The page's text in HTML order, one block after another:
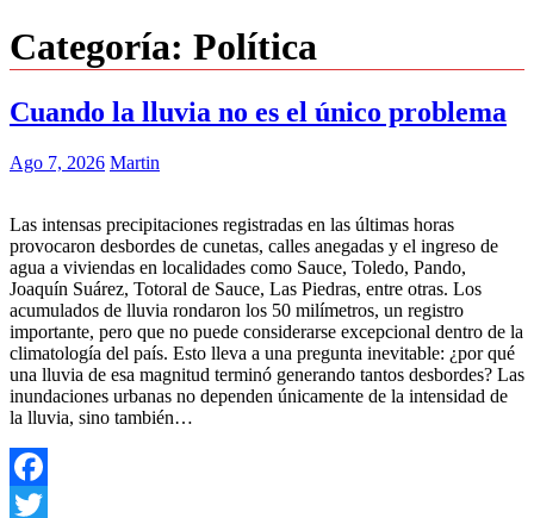
Categoría: Política
Cuando la lluvia no es el único problema
Ago 7, 2026 Martin
Las intensas precipitaciones registradas en las últimas horas
provocaron desbordes de cunetas, calles anegadas y el ingreso de
agua a viviendas en localidades como Sauce, Toledo, Pando,
Joaquín Suárez, Totoral de Sauce, Las Piedras, entre otras. Los
acumulados de lluvia rondaron los 50 milímetros, un registro
importante, pero que no puede considerarse excepcional dentro de la
climatología del país. Esto lleva a una pregunta inevitable: ¿por qué
una lluvia de esa magnitud terminó generando tantos desbordes? Las
inundaciones urbanas no dependen únicamente de la intensidad de
la lluvia, sino también…
Facebook